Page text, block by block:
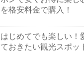
を格安料金で購入！
はじめてでも楽しい！
ておきたい観光スポッ